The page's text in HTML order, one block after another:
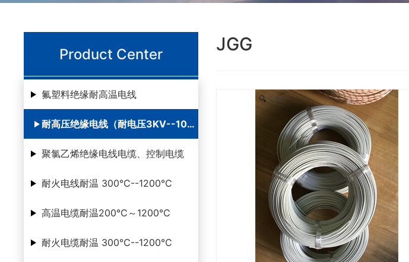
Product Center
氟塑料绝缘耐高温电线
耐高压绝缘电线（耐电压3KV--100KV ）
聚氯乙烯绝缘电线电缆、控制电缆
耐火电线耐温 300℃--1200℃
高温电缆耐温200℃～1200℃
耐火电缆耐温 300℃--1200℃
JGG
Zoom